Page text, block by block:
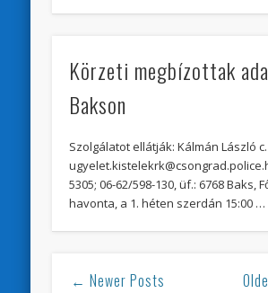
Körzeti megbízottak
Bakson
Szolgálatot ellátják: Kálmán László
5305; 06-62/598-130, üf.: 6768 Baks,
havonta, a 1. héten szerdán 15:00 …
← Newer Posts